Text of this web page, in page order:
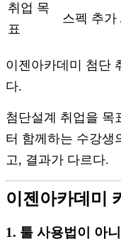
취업 목
표
스펙 추가
이젠아카데미 첨단
다.
첨단설계 취업을 목
터 함께하는 수강생
고, 결과가 다르다.
이젠아카데미
1. 툴 사용법이 아